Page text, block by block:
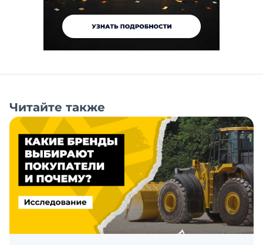
Читайте также